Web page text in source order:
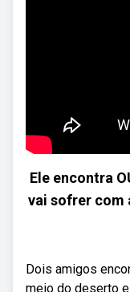
Ele encontra
vai sofrer com
Dois amigos
meio do deserto